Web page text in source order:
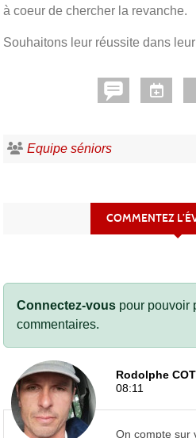
à coeur de chercher la revanche.
Souhaitons leur réussite dans
Equipe séniors
COMMENTEZ
Connectez-vous pour pouvoir
commentaires.
Rodolphe
08:11
On compte sur